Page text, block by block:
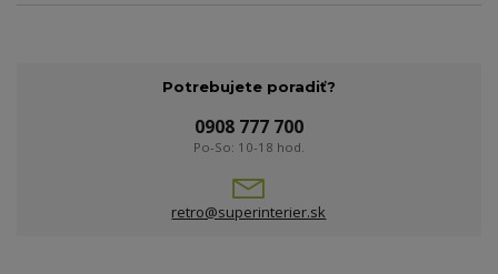
Potrebujete poradiť?
0908 777 700
Po-So: 10-18 hod.
retro@superinterier.sk